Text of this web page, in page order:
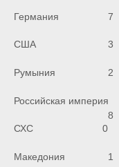
Германия 7
США 3
Румыния 2
Российская империя
8
СХС
0
Македония 1